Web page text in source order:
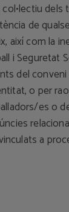
dels
de
així com la
i Seguretat
del
o per
es o
a